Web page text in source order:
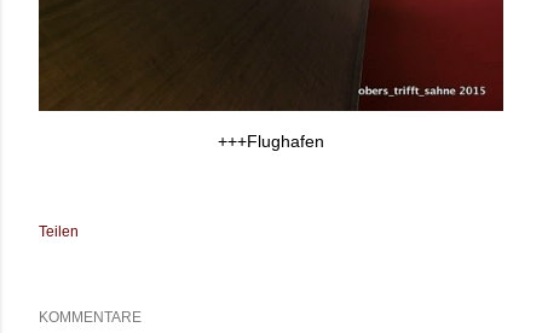
+++Flughafen
Teilen
KOMMENTARE